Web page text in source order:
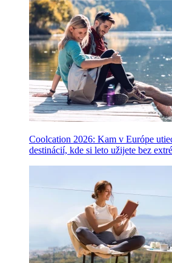
Coolcation 2026: Kam v Európe
destinácií, kde si leto užijete bez